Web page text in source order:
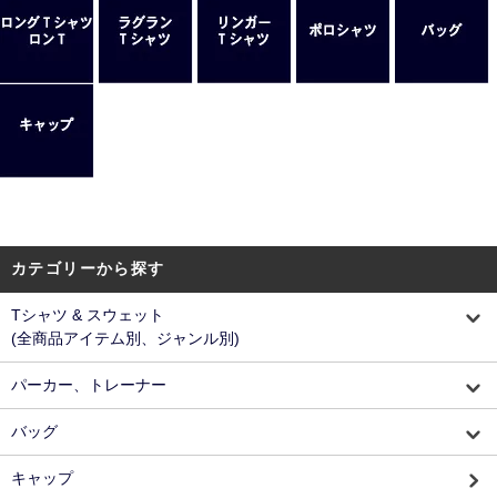
カテゴリーから探す
Tシャツ & スウェット
(全商品アイテム別、ジャンル別)
パーカー、トレーナー
バッグ
キャップ